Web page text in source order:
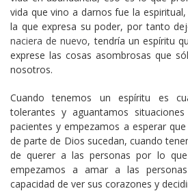
vida que vino a darnos fue la
la que expresa su poder, por tanto
naciera de nuevo, tendría un espíritu
exprese las cosas asombrosas que
nosotros.
Cuando tenemos un espíritu es
tolerantes y aguantamos
pacientes y empezamos a esperar
de parte de Dios sucedan, cuando
de querer a las personas por lo
empezamos a amar a las
capacidad de ver sus corazones y